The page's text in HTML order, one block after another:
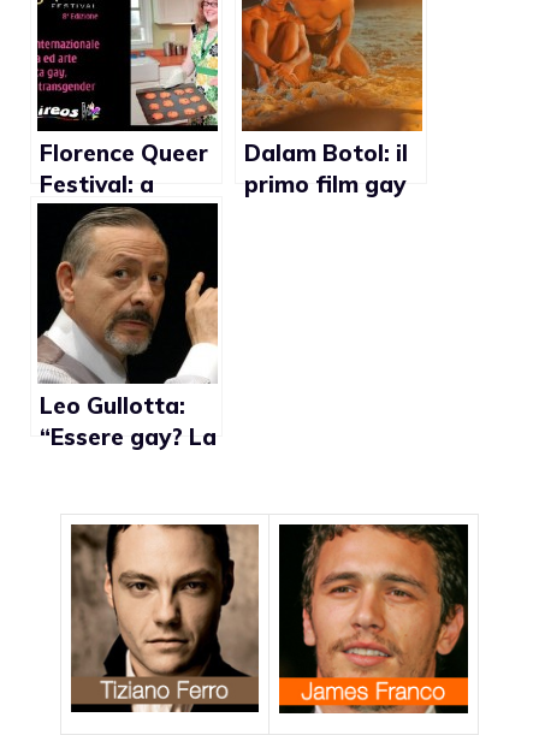
Mark Ruffalo
Florence Queer
Festival: a
Firenze la
manifestazione
cinematografic
a (e non solo) a
tematica lgbt
Dalam Botol: il
primo film gay
Leo Gullotta:
“Essere gay? La
mondo”